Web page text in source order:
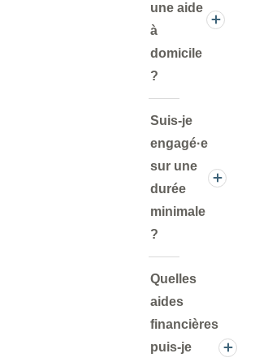
une aide
à
domicile
?
Suis-je
engagé·e
sur une
durée
minimale
?
Quelles
aides
financières
puis-je